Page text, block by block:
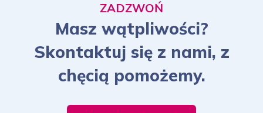
12.09.2026 - 26.09.2026
2049 PLN
Rezerwuj
ZADZWOŃ
Masz wątpliwości?
Skontaktuj się z nami, z
chęcią pomożemy.